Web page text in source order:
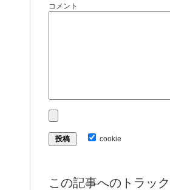
コメント
cookie
この記事へのトラッ